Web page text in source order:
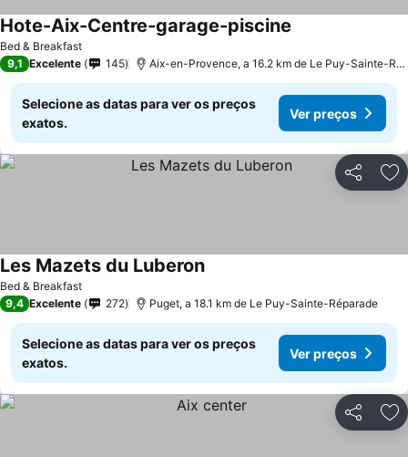
Bed & Breakfast
Hote-Aix-Centre-garage-piscine
9,1 Excelente 145 Aix-en-Provence, a 16.2 km de Le Puy-Sainte-Réparade
Selecione as datas para ver os preços
exatos.
Ver preços
Partilhar
Bed & Breakfast
Les Mazets du Luberon
9,4 Excelente 272 Puget, a 18.1 km de Le Puy-Sainte-Réparade
Selecione as datas para ver os preços
exatos.
Ver preços
Partilhar